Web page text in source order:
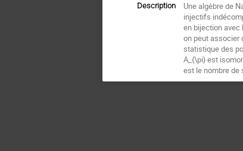
Description
Une algèbre de
injectifs
en bijection
on peut associer
statistique des
A_{\pi} est
est le nombre de